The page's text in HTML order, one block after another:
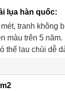
lụa hàn quốc:
tranh không
màu trên 5 năm.
thể lau chùi dễ